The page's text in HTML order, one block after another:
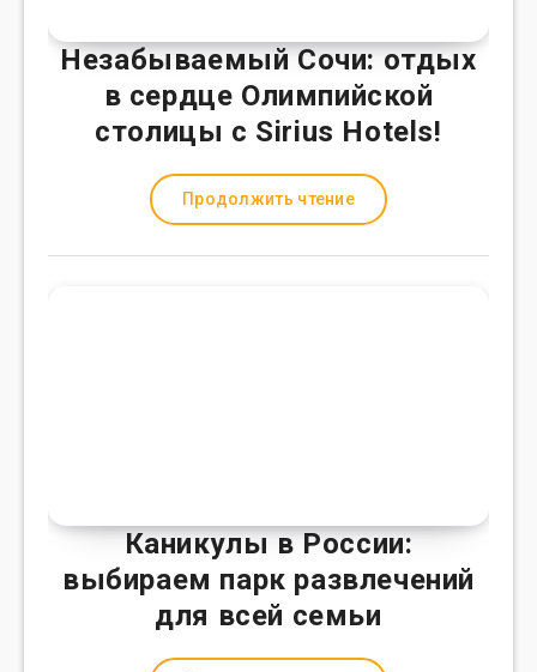
Незабываемый Сочи: отдых
в сердце Олимпийской
столицы с Sirius Hotels!
Продолжить чтение
Каникулы в России:
выбираем парк развлечений
для всей семьи